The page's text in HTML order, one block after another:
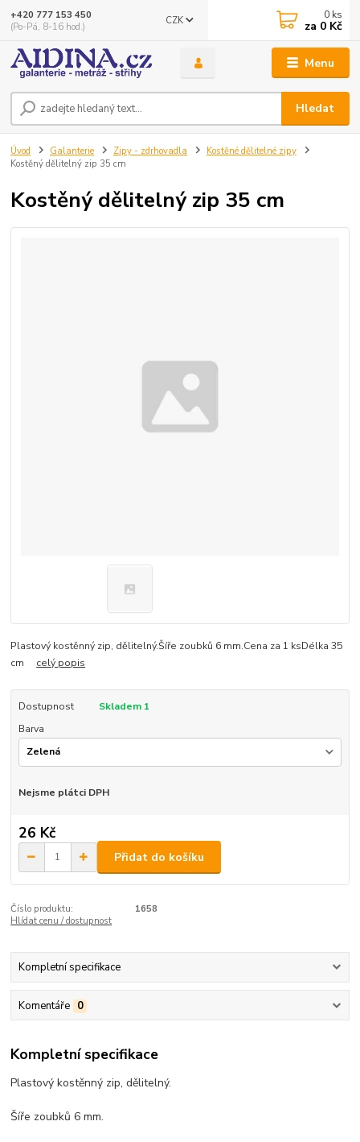
Menu
CZK
Hledat
+420 777 153 450
(Po-Pá, 8-16 hod.)
0 ks
za 0 Kč
Úvod Galanterie Zipy - zdrhovadla
Kostěné dělitelné zipy
Kostěný dělitelný zip 35 cm
Kostěný dělitelný zip 35 cm
Plastový kostěnný zip, dělitelný.Šíře zoubků 6 mm.Cena za 1 ksDélka 35
cm celý popis
Dostupnost
Skladem 1
Barva
Nejsme plátci DPH
26 Kč
Přidat do košíku
Číslo produktu:
1658
Hlídat cenu / dostupnost
Kompletní specifikace
Komentáře 0
Kompletní specifikace
Plastový kostěnný zip, dělitelný.
Šíře zoubků 6 mm.